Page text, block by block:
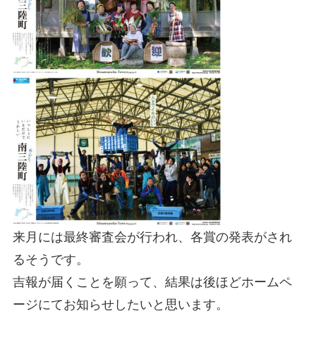
来月には最終審査会が行われ、各賞の発表がされ
るそうです。
吉報が届くことを願って、結果は後ほどホームペ
ージにてお知らせしたいと思います。